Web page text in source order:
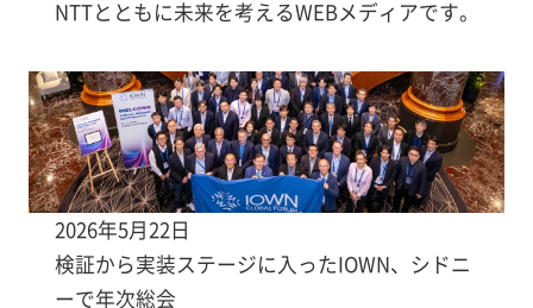
NTTとともに未来を考えるWEBメディアです。
2026年5月22日
検証から実装ステージに入ったIOWN、シドニ
ーで年次総会